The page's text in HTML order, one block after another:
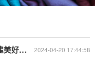
2024-04-20 17:44:58
收公司